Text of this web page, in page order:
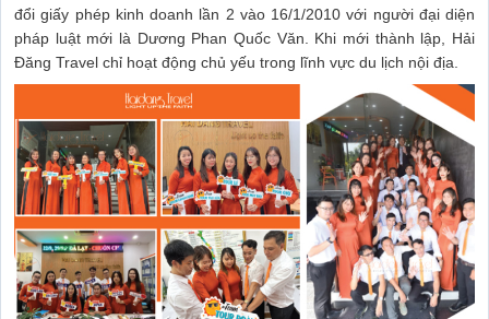
đổi giấy phép kinh doanh lần 2 vào 16/1/2010 với người đại diện
pháp luật mới là Dương Phan Quốc Văn. Khi mới thành lập, Hải
Đăng Travel chỉ hoạt động chủ yếu trong lĩnh vực du lịch nội địa.